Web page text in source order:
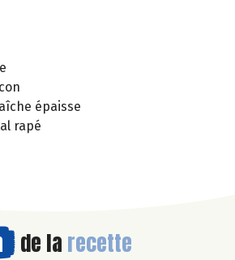
épaisse
rapé
de la recette